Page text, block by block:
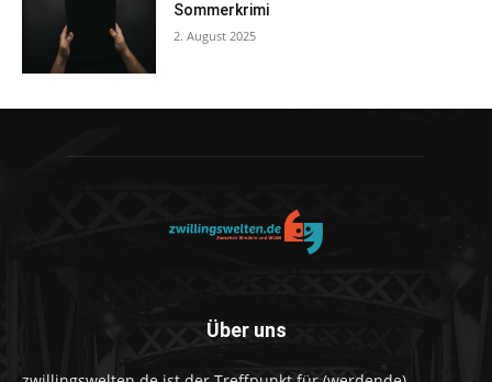
Sommerkrimi
2. August 2025
Über uns